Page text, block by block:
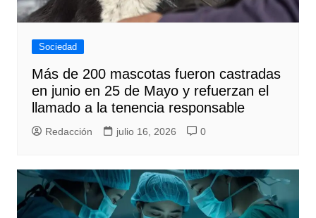
Sociedad
Más de 200 mascotas fueron castradas
en junio en 25 de Mayo y refuerzan el
llamado a la tenencia responsable
Redacción julio 16, 2026 0